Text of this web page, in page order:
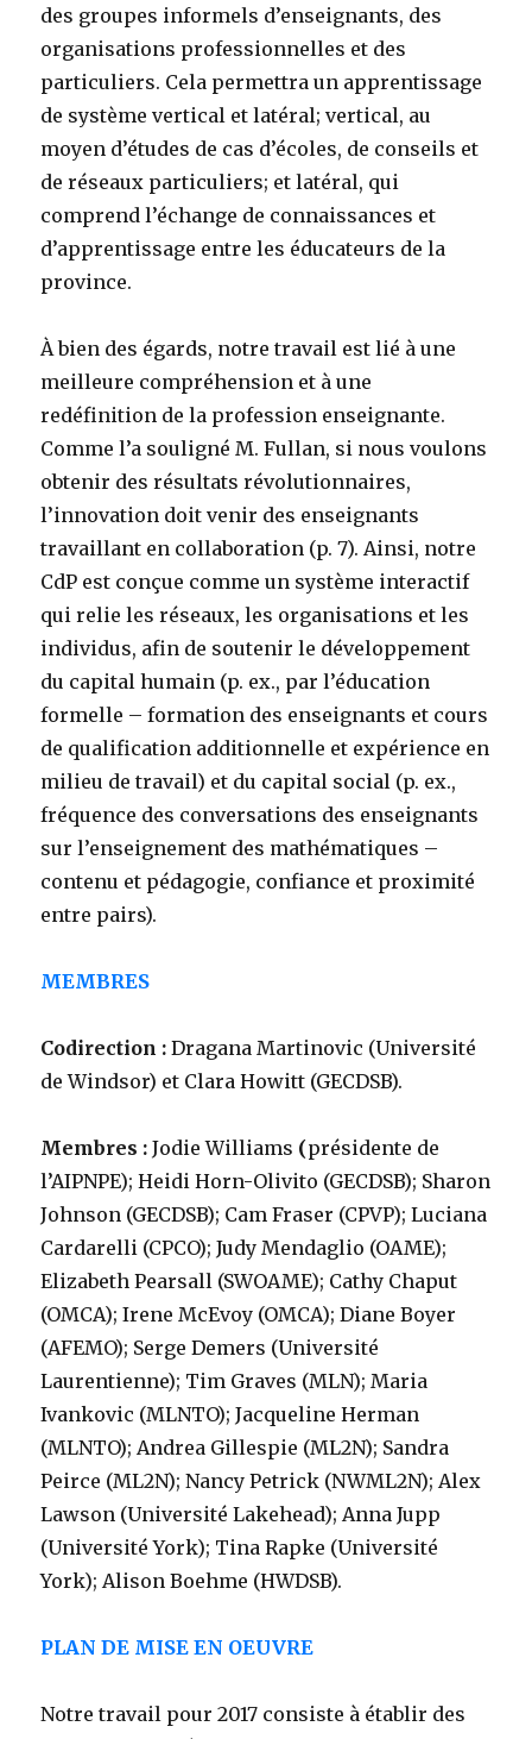
des groupes informels d’enseignants, des
organisations professionnelles et des
particuliers. Cela permettra un apprentissage
de système vertical et latéral; vertical, au
moyen d’études de cas d’écoles, de conseils et
de réseaux particuliers; et latéral, qui
comprend l’échange de connaissances et
d’apprentissage entre les éducateurs de la
province.
À bien des égards, notre travail est lié à une
meilleure compréhension et à une
redéfinition de la profession enseignante.
Comme l’a souligné M. Fullan, si nous voulons
obtenir des résultats révolutionnaires,
l’innovation doit venir des enseignants
travaillant en collaboration (p. 7). Ainsi, notre
CdP est conçue comme un système interactif
qui relie les réseaux, les organisations et les
individus, afin de soutenir le développement
du capital humain (p. ex., par l’éducation
formelle – formation des enseignants et cours
de qualification additionnelle et expérience en
milieu de travail) et du capital social (p. ex.,
fréquence des conversations des enseignants
sur l’enseignement des mathématiques –
contenu et pédagogie, confiance et proximité
entre pairs).
MEMBRES
Codirection :Dragana Martinovic (Université
de Windsor) et Clara Howitt (GECDSB).
Membres :Jodie Williams (présidente de
l’AIPNPE); Heidi Horn-Olivito (GECDSB); Sharon
Johnson (GECDSB); Cam Fraser (CPVP); Luciana
Cardarelli (CPCO); Judy Mendaglio (OAME);
Elizabeth Pearsall (SWOAME); Cathy Chaput
(OMCA); Irene McEvoy (OMCA); Diane Boyer
(AFEMO); Serge Demers (Université
Laurentienne); Tim Graves (MLN); Maria
Ivankovic (MLNTO); Jacqueline Herman
(MLNTO); Andrea Gillespie (ML2N); Sandra
Peirce (ML2N); Nancy Petrick (NWML2N); Alex
Lawson (Université Lakehead); Anna Jupp
(Université York); Tina Rapke (Université
York); Alison Boehme (HWDSB).
PLAN DE MISE EN OEUVRE
Notre travail pour 2017 consiste à établir des